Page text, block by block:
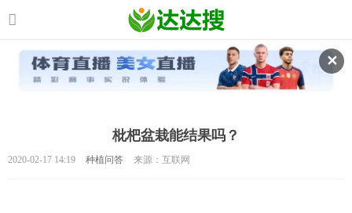
✕
枇杷盆栽能结果吗？
2020-02-17 14:19 种植问答 来源：互联网